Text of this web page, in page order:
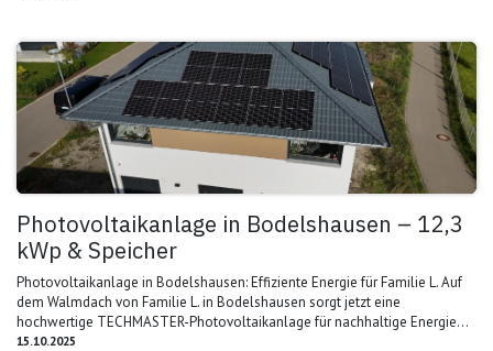
Photovoltaikanlage in Bodelshausen – 12,3
kWp & Speicher
Photovoltaikanlage in Bodelshausen: Effiziente Energie für Familie L. Auf
dem Walmdach von Familie L. in Bodelshausen sorgt jetzt eine
hochwertige TECHMASTER-Photovoltaikanlage für nachhaltige Energie...
15.10.2025